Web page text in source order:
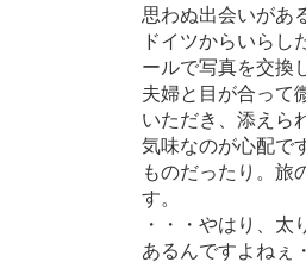
思わぬ出会いがあ
ドイツからいらし
ールで写真を交換
夫婦と目が合って
いただき、添えら
気味なのが心配で
ものだったり。旅
す。
・・・やはり、
あるんですよねぇ